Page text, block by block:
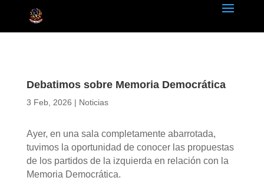
Debatimos sobre Memoria Democrática
3 Feb, 2026 | Noticias
Ayer, en una sala completamente abarrotada,
tuvimos la oportunidad de conocer las propuestas
de los partidos de la izquierda en relación con la
Memoria Democrática.